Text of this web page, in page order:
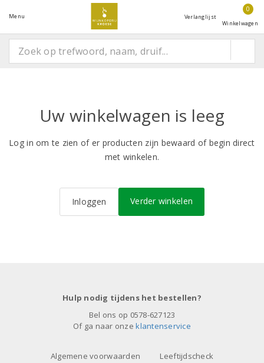
Menu Verlanglijst
0
Winkelwagen
Uw winkelwagen is leeg
Log in om te zien of er producten zijn bewaard of begin direct
met winkelen.
Inloggen Verder winkelen
Hulp nodig tijdens het bestellen?
Bel ons op 0578-627123
Of ga naar onzeklantenservice
Algemene voorwaarden
Leeftijdscheck